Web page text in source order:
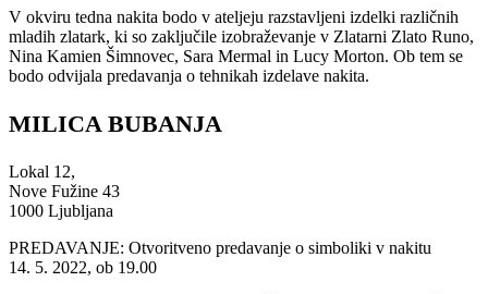
V okviru tedna nakita bodo v ateljeju razstavljeni izdelki različnih
mladih zlatark, ki so zaključile izobraževanje v Zlatarni Zlato Runo,
Nina Kamien Šimnovec, Sara Mermal in Lucy Morton. Ob tem se
bodo odvijala predavanja o tehnikah izdelave nakita.
MILICA BUBANJA
Lokal 12,
Nove Fužine 43
1000 Ljubljana
PREDAVANJE: Otvoritveno predavanje o simboliki v nakitu
14. 5. 2022, ob 19.00